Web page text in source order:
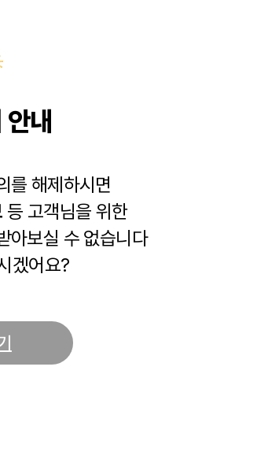
내
를 해제하시면
등 고객님을 위한
아보실 수 없습니다
겠어요?